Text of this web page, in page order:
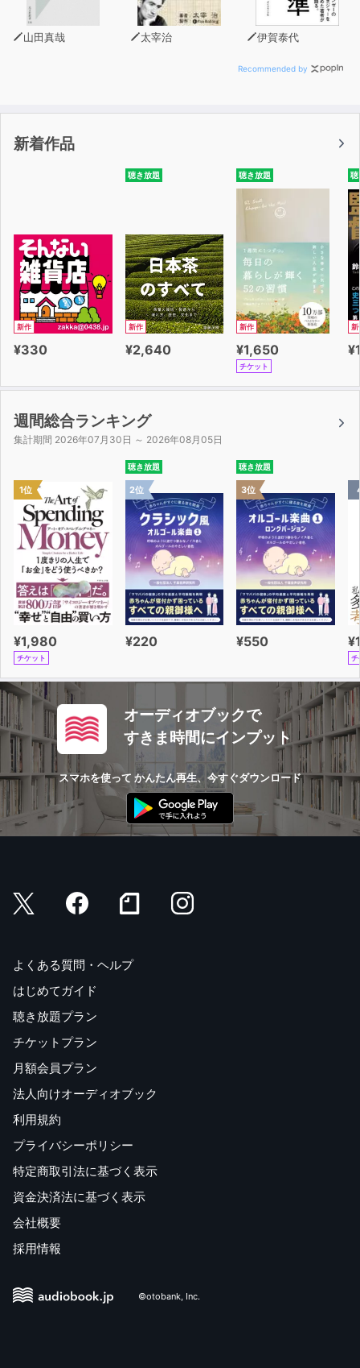
山田真哉 太宰治 伊賀泰代
Recommended by
新着作品
新作
¥330
聴き放題
新作
¥2,640
聴き放題
新作
¥1,650
チケット
聴
新
週間総合ランキング
集計期間 2026年07月30日 ～ 2026年08月05日
1位
¥1,980
チケット
聴き放題
2位
¥220
聴き放題
3位
¥550
チ
オーディオブックで
すきま時間にインプット
スマホを使って かんたん再生、今すぐダウンロード
よくある質問・ヘルプ
はじめてガイド
聴き放題プラン
チケットプラン
月額会員プラン
法人向けオーディオブック
利用規約
プライバシーポリシー
特定商取引法に基づく表示
資金決済法に基づく表示
会社概要
採用情報
©otobank, Inc.